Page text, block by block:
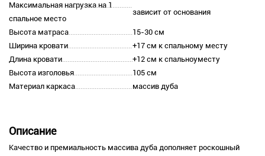
Максимальная нагрузка на 1
спальное место
зависит от основания
Высота матраса
15-30 см
Ширина кровати
+17 см к спальному месту
Длина кровати
+12 см к спальноуместу
Высота изголовья
105 см
Материал каркаса
массив дуба
Описание
Качество и премиальность массива дуба дополняет роскошный